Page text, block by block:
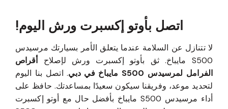
اتصل بأوتو إكسبرت ورش اليوم!
لا تتنازل عن السلامة عندما يتعلق الأمر بسيارتك مرسيدس
S500 مايباخ. ثق بأوتو إكسبرت ورش لإصلاح
أقراص
الفرامل لمرسيدس S500 مايباخ في دبي
. اتصل بنا اليوم
لتحديد موعد، وفريقنا سيكون سعيدًا بمساعدتك. حافظ على